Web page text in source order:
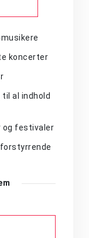
koncerter
al indhold
og festivaler